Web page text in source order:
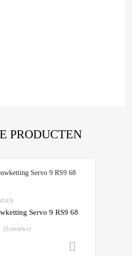
PRODUCTEN
Servo 9 RS9 68
(0 reviews)